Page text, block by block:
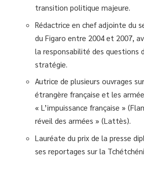
transition politique majeure.
Rédactrice en chef adjointe du
du Figaro entre 2004 et 2007,
la responsabilité des questions
stratégie.
Autrice de plusieurs ouvrages
étrangère française et les
« L’impuissance française »
réveil des armées » (Lattès).
Lauréate du prix de la presse
ses reportages sur la